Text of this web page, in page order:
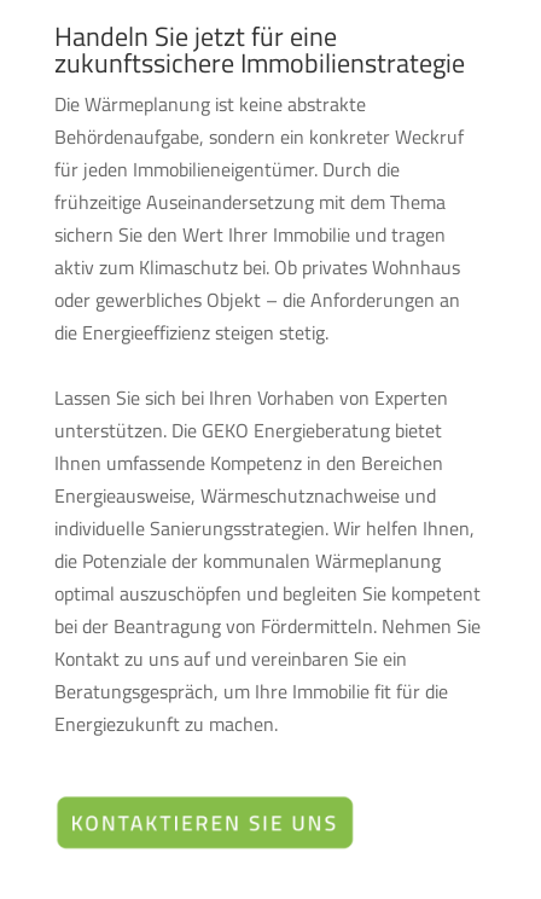
Handeln Sie jetzt für eine
zukunftssichere Immobilienstrategie
Die Wärmeplanung ist keine abstrakte
Behördenaufgabe, sondern ein konkreter Weckruf
für jeden Immobilieneigentümer. Durch die
frühzeitige Auseinandersetzung mit dem Thema
sichern Sie den Wert Ihrer Immobilie und tragen
aktiv zum Klimaschutz bei. Ob privates Wohnhaus
oder gewerbliches Objekt – die Anforderungen an
die Energieeffizienz steigen stetig.
Lassen Sie sich bei Ihren Vorhaben von Experten
unterstützen. Die GEKO Energieberatung bietet
Ihnen umfassende Kompetenz in den Bereichen
Energieausweise, Wärmeschutznachweise und
individuelle Sanierungsstrategien. Wir helfen Ihnen,
die Potenziale der kommunalen Wärmeplanung
optimal auszuschöpfen und begleiten Sie kompetent
bei der Beantragung von Fördermitteln. Nehmen Sie
Kontakt zu uns auf und vereinbaren Sie ein
Beratungsgespräch, um Ihre Immobilie fit für die
Energiezukunft zu machen.